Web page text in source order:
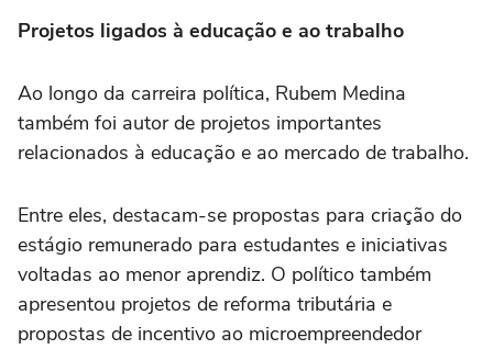
Projetos ligados à educação e ao trabalho
Ao longo da carreira política, Rubem Medina
também foi autor de projetos importantes
relacionados à educação e ao mercado de trabalho.
Entre eles, destacam-se propostas para criação do
estágio remunerado para estudantes e iniciativas
voltadas ao menor aprendiz. O político também
apresentou projetos de reforma tributária e
propostas de incentivo ao microempreendedor